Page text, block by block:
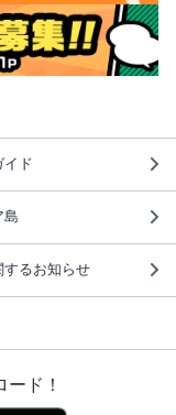
イド
島
するお知らせ
ド！